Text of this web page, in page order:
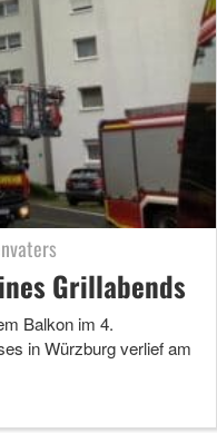
Grillabends
Balkon im 4.
in Würzburg verlief am